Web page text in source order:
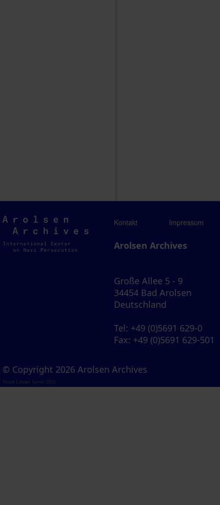
Arolsen
Archives
Kontakt Impressum
Arolsen Archives
Große Allee 5 - 9
34454 Bad Arolsen
Deutschland
Tel: +49 (0)5691 629-0
Fax: +49 (0)5691 629-501
© Copyright 2026 Arolsen Archives
Visual Library Server 2026